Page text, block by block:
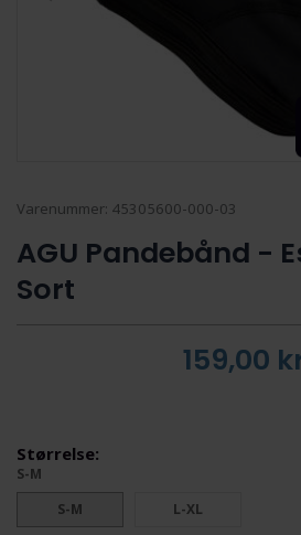
Varenummer: 45305600-000-03
AGU Pandebånd -
Sort
159,00
Størrelse:
S-M
S-M
L-XL